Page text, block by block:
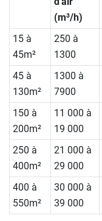
(m³/h)
15 à
45m²
250 à
1300
45 à
130m²
1300 à
7900
150 à
200m²
11 000 à
19 000
250 à
400m²
21 000 à
29 000
400 à
550m²
30 000 à
39 000